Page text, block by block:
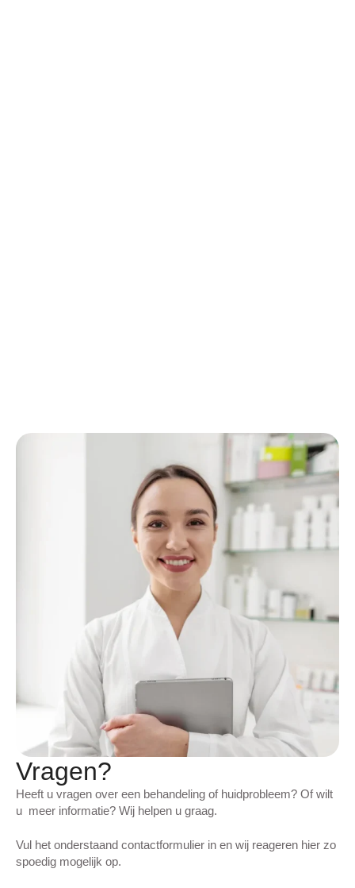
Vragen?
Heeft u vragen over een behandeling of huidprobleem? Of wilt
u meer informatie? Wij helpen u graag.
Vul het onderstaand contactformulier in en wij reageren hier zo
spoedig mogelijk op.